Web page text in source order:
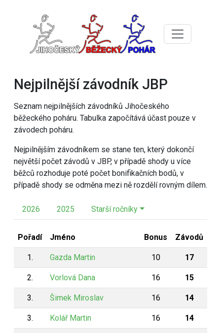
Nejpilnější závodník JBP
Seznam nejpilnějších závodníků Jihočeského
běžeckého poháru. Tabulka započítává účast pouze v
závodech poháru.
Nejpilnějším závodníkem se stane ten, který dokončí
největší počet závodů v JBP, v případě shody u více
běžců rozhoduje poté počet bonifikačních bodů, v
případě shody se odměna mezi ně rozdělí rovným dílem.
2026 2025 Starší ročníky
Pořadí Jméno Bonus Závodů
1. Gazda Martin 10 17
2. Vorlová Dana 16 15
3. Šimek Miroslav 16 14
3. Kolář Martin 16 14